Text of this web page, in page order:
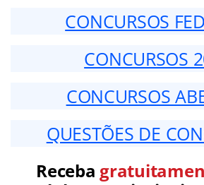
CONCURSOS
CONCURSOS
CONCURSOS
QUESTÕES DE
Receba